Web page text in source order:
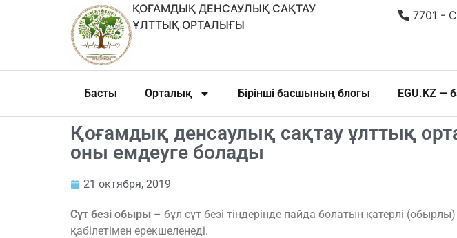
ҚОҒАМДЫҚ ДЕНСАУЛЫҚ САҚТАУ
ҰЛТТЫҚ ОРТАЛЫҒЫ
7701 -
Басты Орталық Бірінші басшының блогы EGU.KZ —
Қоғамдық денсаулық сақтау ұлттық
оны емдеуге болады
21 октября, 2019
Сүт безі обыры – бұл сүт безі тіндерінде пайда болатын қатерлі
қабілетімен ерекшеленеді.